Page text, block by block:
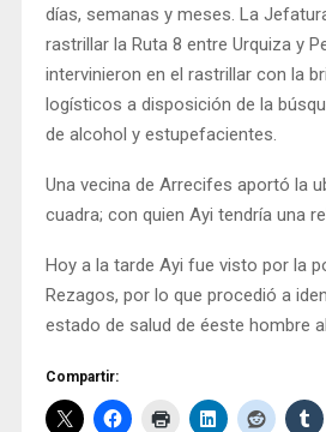
días, semanas y meses. La
rastrillar la Ruta 8 entre Urquiza y
intervinieron en el rastrillar con la
logísticos a disposición de la
de alcohol y estupefacientes.
Una vecina de Arrecifes aportó la
cuadra; con quien Ayi tendría una
Hoy a la tarde Ayi fue visto por la
Rezagos, por lo que procedió a
estado de salud de éeste hombre
Compartir: